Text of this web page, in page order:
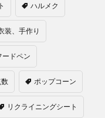
ハルメク
装、手作り
ードペン
数 ポップコーン
リクライニングシート